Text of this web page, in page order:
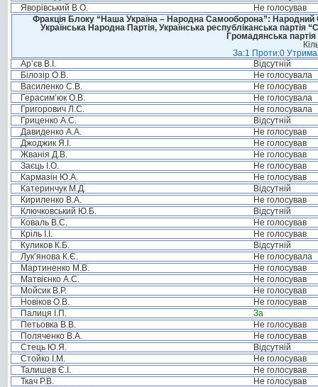
Яворівський В.О.
Не голосував
Фракція Блоку “Наша Україна – Народна Самооборона”: Народний
Українська Народна Партія, Українська республіканська
Громадянська
За:1 Проти:0
Ар’єв В.І.
Відсутній
Білозір О.В.
Не голосувала
Василенко С.В.
Не голосував
Герасим’юк О.В.
Не голосувала
Григорович Л.С.
Не голосувала
Гриценко А.С.
Відсутній
Давиденко А.А.
Не голосував
Джоджик Я.І.
Не голосував
Жванія Д.В.
Не голосував
Заєць І.О.
Не голосував
Кармазін Ю.А.
Не голосував
Катеринчук М.Д.
Відсутній
Кириленко В.А.
Не голосував
Ключковський Ю.Б.
Відсутній
Коваль В.С.
Не голосував
Кріль І.І.
Не голосував
Куликов К.Б.
Відсутній
Лук’янова К.Є.
Не голосувала
Мартиненко М.В.
Не голосував
Матвієнко А.С.
Не голосував
Мойсик В.Р.
Не голосував
Новіков О.В.
Не голосував
Палиця І.П.
За
Петьовка В.В.
Не голосував
Поляченко В.А.
Не голосував
Стець Ю.Я.
Відсутній
Стойко І.М.
Не голосував
Талишев Є.І.
Не голосував
Ткач Р.В.
Не голосував